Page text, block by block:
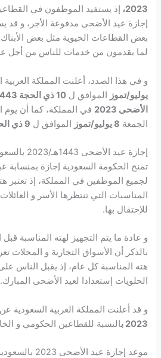
2023، إذ يستفيد الموظفون في
إجازة عيد الأضحى مدفوعة الأجر، و قد
بعض القطاعات الحيوية مثل بعض الأبناك
لما يقدمون من خدمات للناس من أجل
و في هذا الصدد، أعلنت المملكة
يوليو/تموز الموافق ل10 ذي الحجة 1443
الأضحى 2023
في المملكة، كما أن
الجمعة 8 يوليو/تموز الموافق ل 9 ذي الحجة 1443
إجازة عيد الأضحى 1443هـ/2023 بالسعودية
لجميع الموظفين في المملكة، إذ تعتبر
المناسبات التي تنتظرها الأسر و
للإحتفال بها.
و عادة ما يتم التجهيز لهته المناسبة قبل
بالذكر أن الأسواق التجارية و
هته المناسبة كل عام، إذ يقبل الناس
الحلويات إستعدادا لعيد الأضحى المبارك.
و قد أعلنت المملكة العربية السعودية
2023 ب النسبة للقطاعين الحكومي و
موعد إجازة عيد الأضحى 2023 بالسعودية للقطاع الحكومي